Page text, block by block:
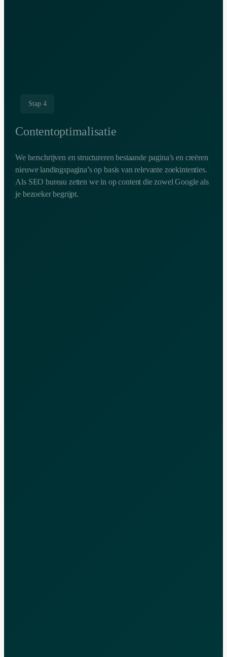
Stap 4
Contentoptimalisatie
We herschrijven en structureren bestaande pagina’s en creëren
nieuwe landingspagina’s op basis van relevante zoekintenties.
Als SEO bureau zetten we in op content die zowel Google als
je bezoeker begrijpt.